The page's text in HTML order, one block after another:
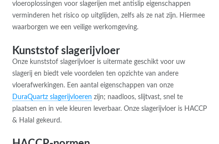
vloeroplossingen voor slagerijen met antislip eigenschappen
verminderen het risico op uitglijden, zelfs als ze nat zijn. Hiermee
waarborgen we een veilige werkomgeving.
Kunststof slagerijvloer
Onze kunststof slagerijvloer is uitermate geschikt voor uw
slagerij en biedt vele voordelen ten opzichte van andere
vloerafwerkingen. Een aantal eigenschappen van onze
DuraQuartz slagerijvloeren zijn; naadloos, slijtvast, snel te
plaatsen en in vele kleuren leverbaar. Onze slagerijvloer is HACCP
& Halal gekeurd.